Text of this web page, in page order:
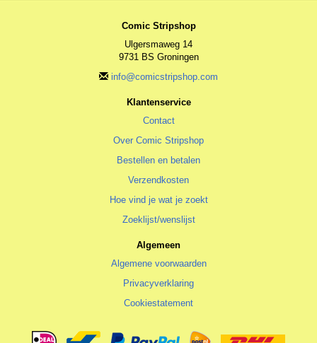
Comic Stripshop
Ulgersmaweg 14
9731 BS Groningen
info@comicstripshop.com
Klantenservice
Contact
Over Comic Stripshop
Bestellen en betalen
Verzendkosten
Hoe vind je wat je zoekt
Zoeklijst/wenslijst
Algemeen
Algemene voorwaarden
Privacyverklaring
Cookiestatement